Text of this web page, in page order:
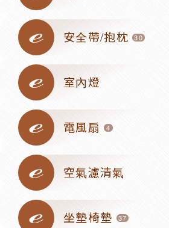
安全帶/抱枕30
室內燈
電風扇 4
空氣濾清氣
坐墊椅墊 37